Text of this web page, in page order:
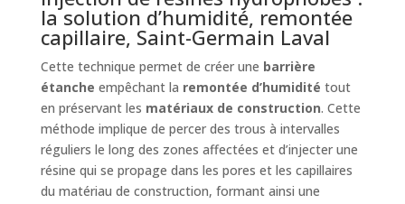
la solution d’humidité, remontée
capillaire, Saint-Germain Laval
Cette technique permet de créer une barrière
étanche empêchant la remontée d’humidité tout
en préservant les matériaux de construction. Cette
méthode implique de percer des trous à intervalles
réguliers le long des zones affectées et d’injecter une
résine qui se propage dans les pores et les capillaires
du matériau de construction, formant ainsi une